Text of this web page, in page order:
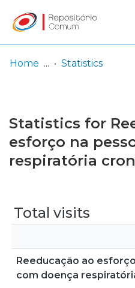
Browse repository
Entities
Log
In
(current)
Home Statistics
Statistics for
esforço na
respiratória
Total visits
Reeducação ao
com doença